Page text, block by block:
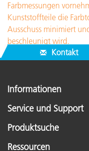
Farbmessungen
Kunststoffteile die
Ausschuss minimiert
beschleunigt wird.
Kontakt
Informationen
Service und Support
Produktsuche
Ressourcen